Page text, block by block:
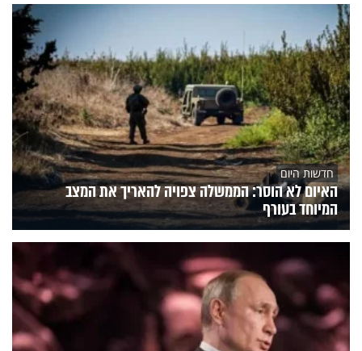
חדשות היום
האיום לא הוסר: הממשלה צפויה להאריך את המצב
המיוחד בעורף